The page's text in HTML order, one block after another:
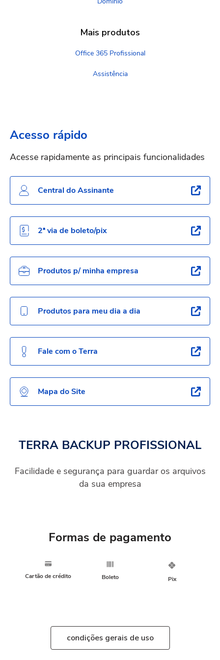
Mais produtos
Office 365 Profissional
Assistência
Acesso rápido
Acesse rapidamente as principais funcionalidades
Central do Assinante
2ª via de boleto/pix
Produtos p/ minha empresa
Produtos para meu dia a dia
Fale com o Terra
Mapa do Site
TERRA BACKUP PROFISSIONAL
Facilidade e segurança para guardar os arquivos
da sua empresa
Formas de pagamento
Cartão de crédito Boleto Pix
condições gerais de uso